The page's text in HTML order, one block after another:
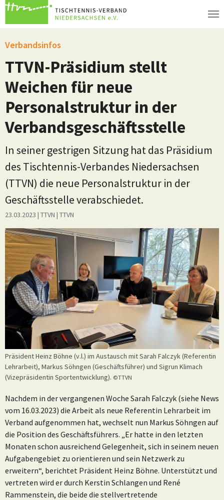
Zum Hauptinhalt springen
Verbandsinfos
TTVN-Präsidium stellt
Weichen für neue
Personalstruktur in der
Verbandsgeschäftsstelle
In seiner gestrigen Sitzung hat das Präsidium
des Tischtennis-Verbandes Niedersachsen
(TTVN) die neue Personalstruktur in der
Geschäftsstelle verabschiedet.
23.03.2023 | TTVN | TTVN
Präsident Heinz Böhne (v.l.) im Austausch mit Sarah Falczyk (Referentin
Lehrarbeit), Markus Söhngen (Geschäftsführer) und Sigrun Klimach
(Vizepräsidentin Sportentwicklung). ©TTVN
Nachdem in der vergangenen Woche Sarah Falczyk (siehe News
vom 16.03.2023) die Arbeit als neue Referentin Lehrarbeit im
Verband aufgenommen hat, wechselt nun Markus Söhngen auf
die Position des Geschäftsführers. „Er hatte in den letzten
Monaten schon ausreichend Gelegenheit, sich in seinem neuen
Aufgabengebiet zu orientieren und sein Netzwerk zu
erweitern“, berichtet Präsident Heinz Böhne. Unterstützt und
vertreten wird er durch Kerstin Schlangen und René
Rammenstein, die beide die stellvertretende